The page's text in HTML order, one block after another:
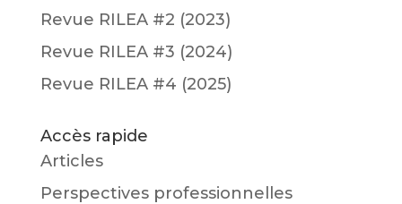
Revue RILEA #2 (2023)
Revue RILEA #3 (2024)
Revue RILEA #4 (2025)
Accès rapide
Articles
Perspectives professionnelles